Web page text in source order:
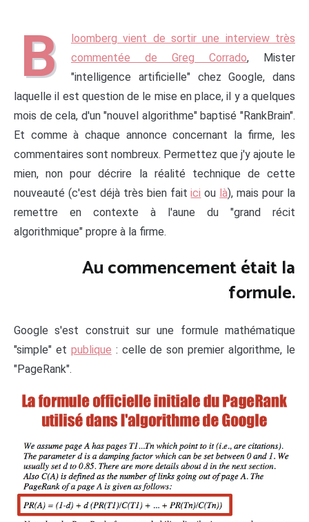
B
loomberg vient de sortir une interview très
commentée de Greg Corrado, Mister
"intelligence artificielle" chez Google, dans
laquelle il est question de le mise en place, il y a quelques
mois de cela, d'un "nouvel algorithme" baptisé "RankBrain".
Et comme à chaque annonce concernant la firme, les
commentaires sont nombreux. Permettez que j'y ajoute le
mien, non pour décrire la réalité technique de cette
nouveauté (c'est déjà très bien faitici ou là), mais pour la
remettre en contexte à l'aune du "grand récit
algorithmique" propre à la firme.
Au commencement était la
formule.
Google s'est construit sur une formule mathématique
"simple" et publique : celle de son premier algorithme, le
"PageRank".